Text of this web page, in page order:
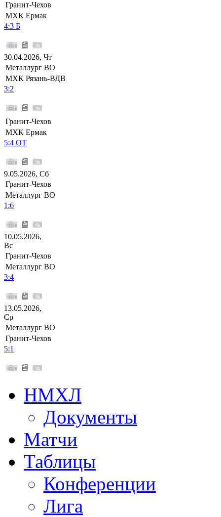
Гранит-Чехов
МХК Ермак
4:3 Б
30.04.2026, Чт
Металлург ВО
МХК Рязань-ВДВ
3:2
Гранит-Чехов
МХК Ермак
5:4 ОТ
9.05.2026, Сб
Гранит-Чехов
Металлург ВО
1:6
10.05.2026,
Вс
Гранит-Чехов
Металлург ВО
3:4
13.05.2026,
Ср
Металлург ВО
Гранит-Чехов
5:1
НМХЛ
Документы
Матчи
Таблицы
Конференции
Лига